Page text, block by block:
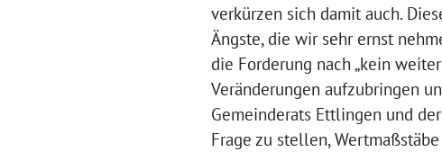
verkürzen sich damit auch.
Ängste, die wir sehr ernst
die Forderung nach „kein
Veränderungen aufzubringen
Gemeinderats Ettlingen und
Frage zu stellen,